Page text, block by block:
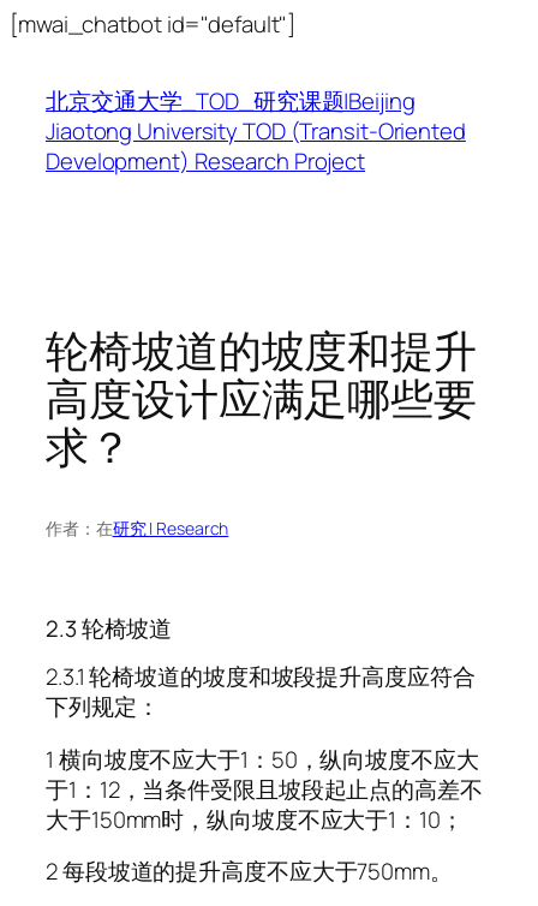
[mwai_chatbot id="default"]
内
容
北京交通大学_TOD_研究课题|Beijing
Jiaotong University TOD (Transit-Oriented
Development) Research Project
轮椅坡道的坡度和提升
高度设计应满足哪些要
求？
作者： 在研究 | Research
2.3 轮椅坡道
2.3.1 轮椅坡道的坡度和坡段提升高度应符合
下列规定：
1 横向坡度不应大于1：50，纵向坡度不应大
于1：12，当条件受限且坡段起止点的高差不
大于150mm时，纵向坡度不应大于1：10；
2 每段坡道的提升高度不应大于750mm。